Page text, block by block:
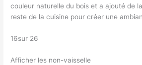
couleur naturelle du bois et a ajouté de
reste de la cuisine pour créer une
16sur 26
Afficher les non-vaisselle